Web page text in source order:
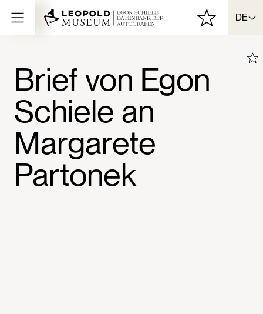
DE
Brief von Egon
Schiele an
Margarete
Partonek